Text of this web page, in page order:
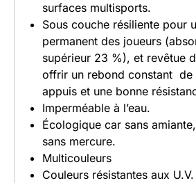
surfaces multisports.
Sous couche résiliente pour
permanent des joueurs
supérieur 23 %), et revêtue
offrir un rebond constant de
appuis et une bonne
Imperméable à l’eau.
Écologique car sans
sans mercure.
Multicouleurs
Couleurs résistantes aux U.V.